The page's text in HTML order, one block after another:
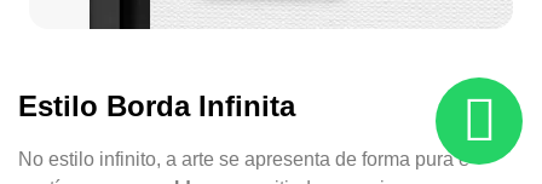
Estilo Borda Infinita
No estilo infinito, a arte se apresenta de forma pura e